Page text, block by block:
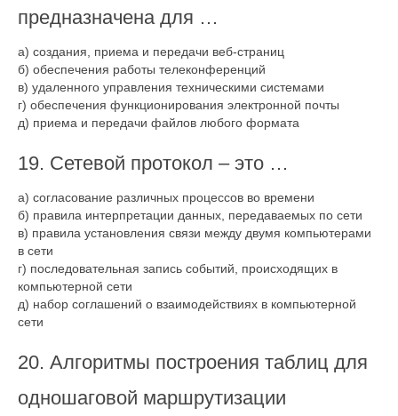
предназначена для …
а) создания, приема и передачи веб-страниц
б) обеспечения работы телеконференций
в) удаленного управления техническими системами
г) обеспечения функционирования электронной почты
д) приема и передачи файлов любого формата
19. Сетевой протокол – это …
а) согласование различных процессов во времени
б) правила интерпретации данных, передаваемых по сети
в) правила установления связи между двумя компьютерами
в сети
г) последовательная запись событий, происходящих в
компьютерной сети
д) набор соглашений о взаимодействиях в компьютерной
сети
20. Алгоритмы построения таблиц для
одношаговой маршрутизации